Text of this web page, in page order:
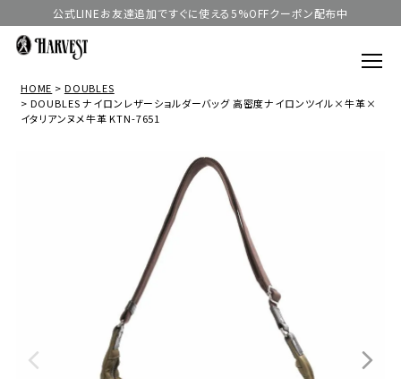
公式LINEお友達追加ですぐに使える5%OFFクーポン配布中
HOME
DOUBLES
DOUBLES ナイロンレザーショルダーバッグ 高密度ナイロンツイル×牛革×
イタリアンヌメ牛革 KTN-7651